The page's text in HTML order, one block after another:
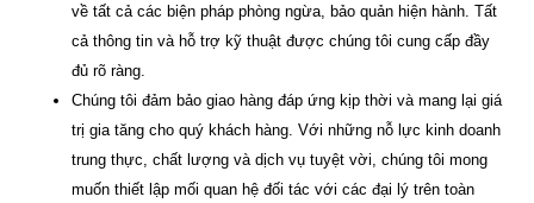
về tất cả các biện pháp phòng ngừa, bảo quản hiện hành. Tất
cả thông tin và hỗ trợ kỹ thuật được chúng tôi cung cấp đầy
đủ rõ ràng.
Chúng tôi đảm bảo giao hàng đáp ứng kịp thời và mang lại giá
trị gia tăng cho quý khách hàng. Với những nỗ lực kinh doanh
trung thực, chất lượng và dịch vụ tuyệt vời, chúng tôi mong
muốn thiết lập mối quan hệ đối tác với các đại lý trên toàn